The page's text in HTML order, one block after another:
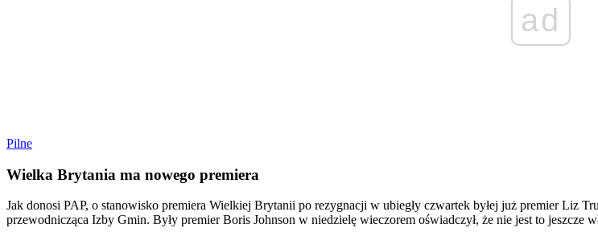
ad
Pilne
Wielka Brytania ma nowego premiera
Jak donosi PAP, o stanowisko premiera Wielkiej Brytanii po rezygnacji w ubiegły czwartek byłej już premier Liz
przewodnicząca Izby Gmin. Były premier Boris Johnson w niedzielę wieczorem oświadczył, że nie jest to jeszcze